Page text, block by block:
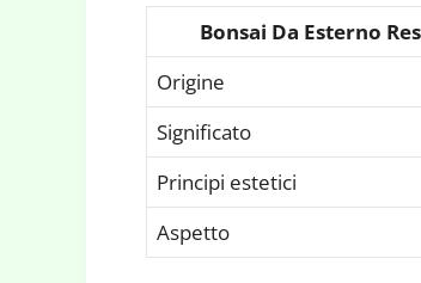
Bonsai Da Esterno
Origine
Significato
Principi estetici
Aspetto